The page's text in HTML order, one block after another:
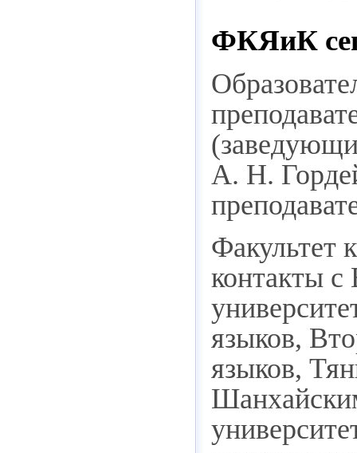
ФКЯиК
А. Н.
Факультет
контакты с
языков,
языков,